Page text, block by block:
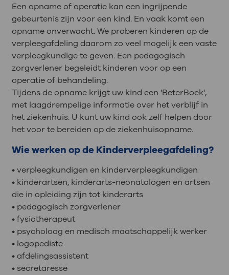
Een opname of operatie kan een ingrijpende
gebeurtenis zijn voor een kind. En vaak komt een
opname onverwacht. We proberen kinderen op de
verpleegafdeling daarom zo veel mogelijk een vaste
verpleegkundige te geven. Een pedagogisch
zorgverlener begeleidt kinderen voor op een
operatie of behandeling.
Tijdens de opname krijgt uw kind een 'BeterBoek',
met laagdrempelige informatie over het verblijf in
het ziekenhuis. U kunt uw kind ook zelf helpen door
het voor te bereiden op de ziekenhuisopname.
Wie werken op de Kinderverpleegafdeling?
• verpleegkundigen en kinderverpleegkundigen
• kinderartsen, kinderarts-neonatologen en artsen
die in opleiding zijn tot kinderarts
• pedagogisch zorgverlener
• fysiotherapeut
• psycholoog en medisch maatschappelijk werker
• logopediste
• afdelingsassistent
• secretaresse